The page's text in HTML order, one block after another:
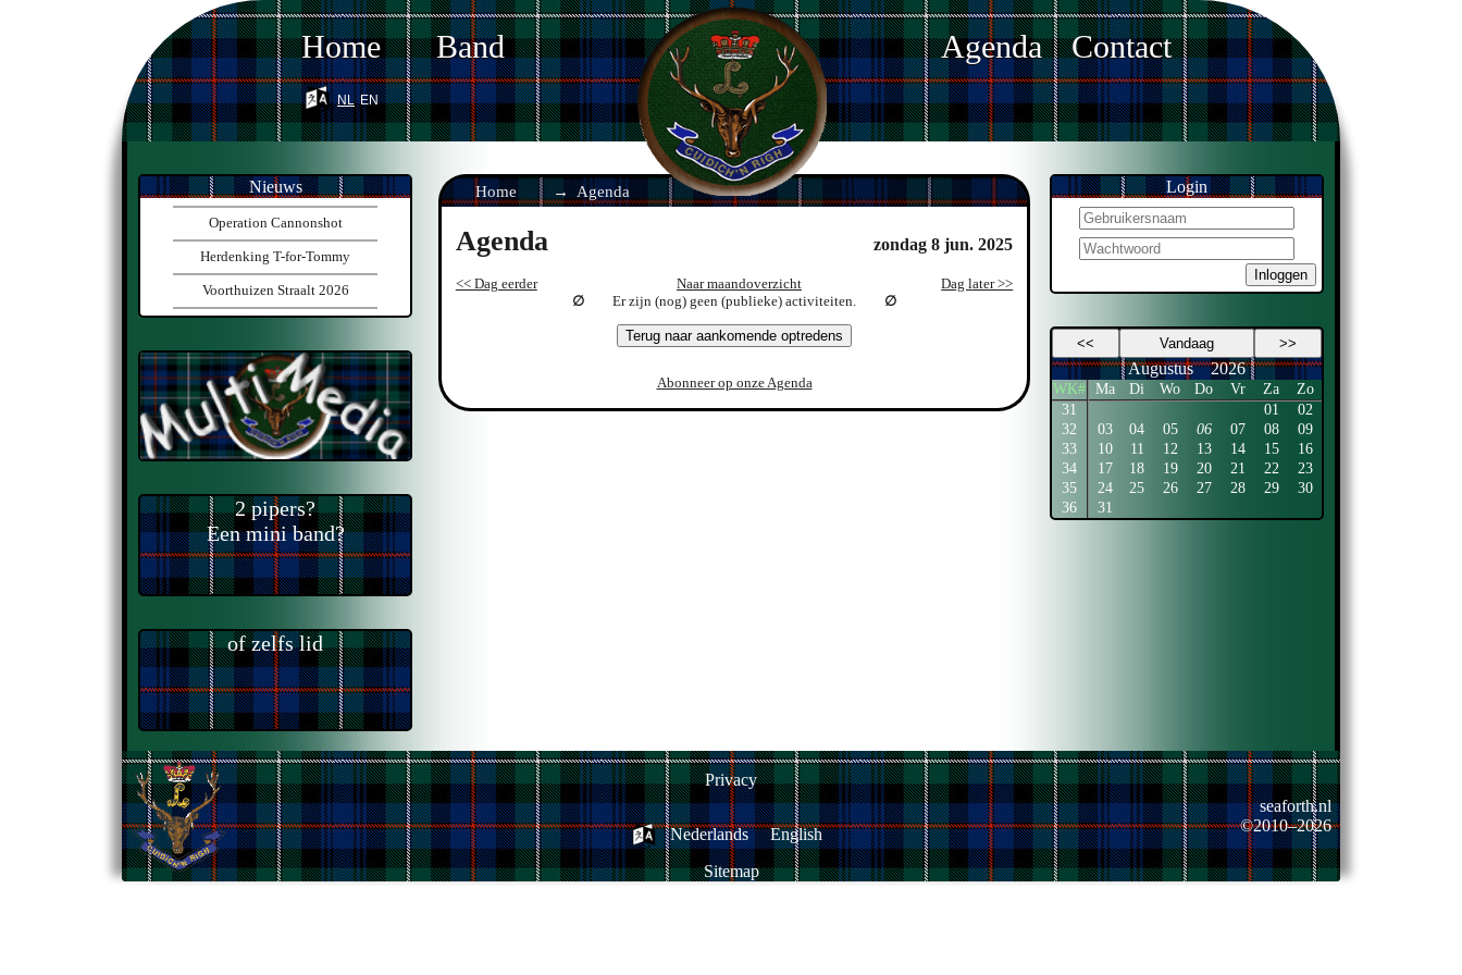
Home Band Agenda Contact
nl en
Home Agenda
Agenda zondag 8 jun. 2025
<< Dag eerder Naar maandoverzicht
Dag later >>
Er zijn (nog) geen (publieke) activiteiten.
Terug naar aankomende optredens
Abonneer op onze Agenda
Nieuws
Operation Cannonshot
Herdenking T-for-Tommy
Voorthuizen Straalt 2026
2 pipers?
Een mini band?
of zelfs lid
Login
Inloggen
<< Vandaag >>
Augustus 2026
WK# Ma Di Wo Do Vr Za
Zo
31
01
02
32
03 04 05 06 07 08
09
33
10 11 12 13 14 15
16
34
17 18 19 20 21 22
23
35
24 25 26 27 28 29
30
36
31
Privacy
Nederlands
English
Sitemap
seaforth.nl
©2010–2026